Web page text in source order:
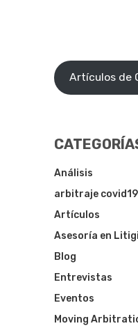
Artículos de
Análisis
arbitraje covid19
Artículos
Asesoría en
Blog
Entrevistas
Eventos
Moving